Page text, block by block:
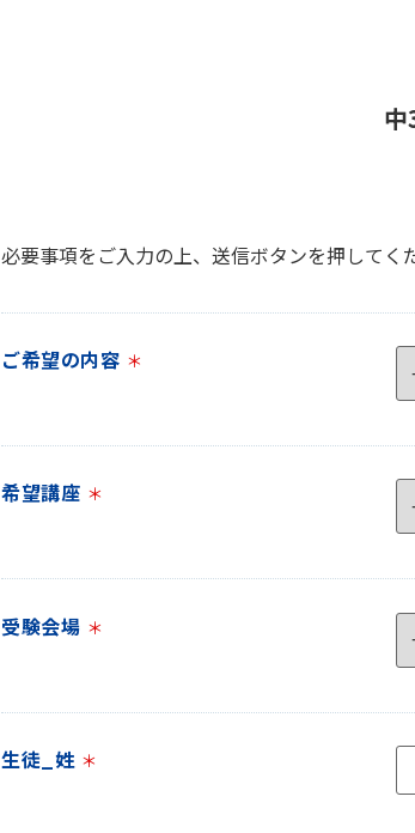
必要事項をご入力の上、送信ボタンを押してく
ご希望の内容 ＊
希望講座 ＊
受験会場 ＊
生徒_姓 ＊